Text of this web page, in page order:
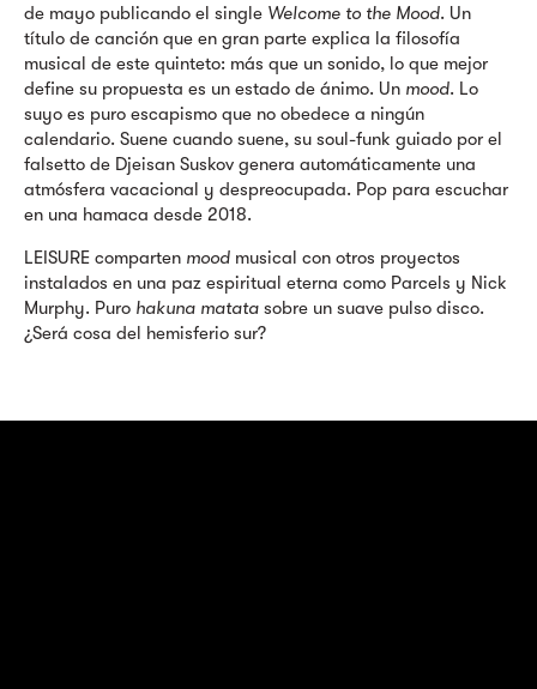
de mayo publicando el single Welcome to the Mood. Un
título de canción que en gran parte explica la filosofía
musical de este quinteto: más que un sonido, lo que mejor
define su propuesta es un estado de ánimo. Un mood. Lo
suyo es puro escapismo que no obedece a ningún
calendario. Suene cuando suene, su soul-funk guiado por el
falsetto de Djeisan Suskov genera automáticamente una
atmósfera vacacional y despreocupada. Pop para escuchar
en una hamaca desde 2018.
LEISURE comparten mood musical con otros proyectos
instalados en una paz espiritual eterna como Parcels y Nick
Murphy. Puro hakuna matata sobre un suave pulso disco.
¿Será cosa del hemisferio sur?